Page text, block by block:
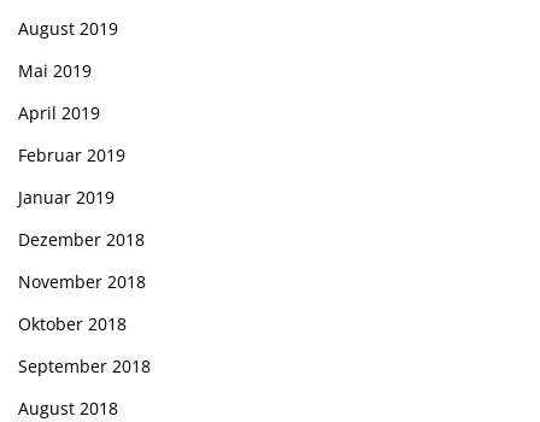
August 2019
Mai 2019
April 2019
Februar 2019
Januar 2019
Dezember 2018
November 2018
Oktober 2018
September 2018
August 2018